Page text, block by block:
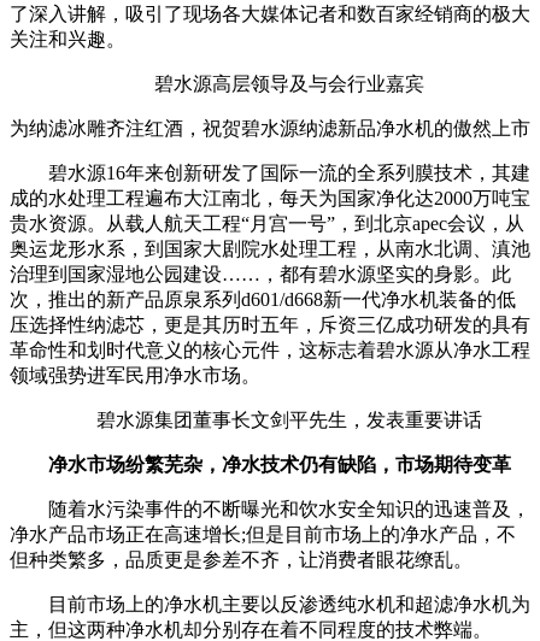
了深入讲解，吸引了现场各大媒体记者和数百家经销商的极大
关注和兴趣。
碧水源高层领导及与会行业嘉宾
为纳滤冰雕齐注红酒，祝贺碧水源纳滤新品净水机的傲然上市
碧水源16年来创新研发了国际一流的全系列膜技术，其建
成的水处理工程遍布大江南北，每天为国家净化达2000万吨宝
贵水资源。从载人航天工程“月宫一号”，到北京apec会议，从
奥运龙形水系，到国家大剧院水处理工程，从南水北调、滇池
治理到国家湿地公园建设……，都有碧水源坚实的身影。此
次，推出的新产品原泉系列d601/d668新一代净水机装备的低
压选择性纳滤芯，更是其历时五年，斥资三亿成功研发的具有
革命性和划时代意义的核心元件，这标志着碧水源从净水工程
领域强势进军民用净水市场。
碧水源集团董事长文剑平先生，发表重要讲话
净水市场纷繁芜杂，净水技术仍有缺陷，市场期待变革
随着水污染事件的不断曝光和饮水安全知识的迅速普及，
净水产品市场正在高速增长;但是目前市场上的净水产品，不
但种类繁多，品质更是参差不齐，让消费者眼花缭乱。
目前市场上的净水机主要以反渗透纯水机和超滤净水机为
主，但这两种净水机却分别存在着不同程度的技术弊端。